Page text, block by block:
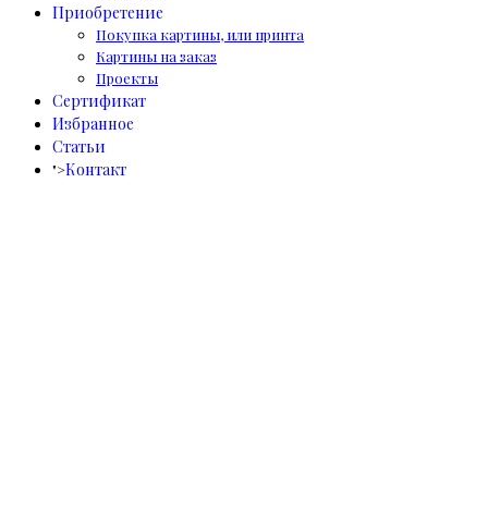
Приобретение
Покупка картины, или принта
Картины на заказ
Проекты
Сертификат
Избранное
Статьи
">Контакт